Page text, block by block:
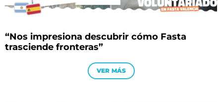
“Nos impresiona descubrir cómo Fasta
trasciende fronteras”
VER MÁS